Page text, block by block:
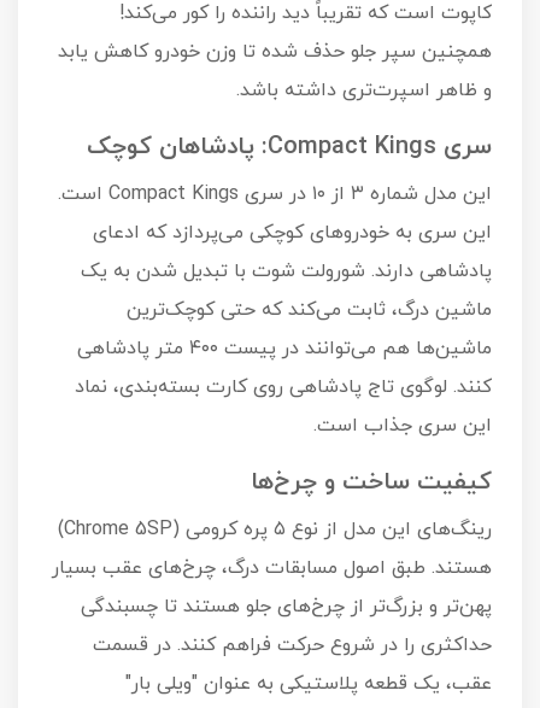
کاپوت است که تقریباً دید راننده را کور می‌کند!
همچنین سپر جلو حذف شده تا وزن خودرو کاهش یابد
و ظاهر اسپرت‌تری داشته باشد.
سری Compact Kings: پادشاهان کوچک
این مدل شماره ۳ از ۱۰ در سری Compact Kings است.
این سری به خودروهای کوچکی می‌پردازد که ادعای
پادشاهی دارند. شورولت شوت با تبدیل شدن به یک
ماشین درگ، ثابت می‌کند که حتی کوچک‌ترین
ماشین‌ها هم می‌توانند در پیست ۴۰۰ متر پادشاهی
کنند. لوگوی تاج پادشاهی روی کارت بسته‌بندی، نماد
این سری جذاب است.
کیفیت ساخت و چرخ‌ها
رینگ‌های این مدل از نوع ۵ پره کرومی (Chrome 5SP)
هستند. طبق اصول مسابقات درگ، چرخ‌های عقب بسیار
پهن‌تر و بزرگ‌تر از چرخ‌های جلو هستند تا چسبندگی
حداکثری را در شروع حرکت فراهم کنند. در قسمت
عقب، یک قطعه پلاستیکی به عنوان "ویلی بار"